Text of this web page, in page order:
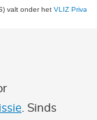
valt onder het VLIZ Privacy
. Sinds